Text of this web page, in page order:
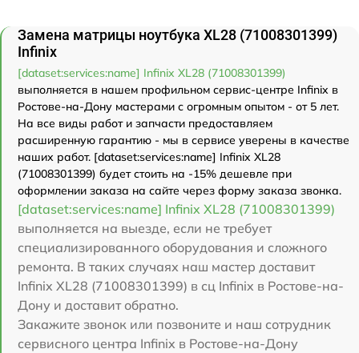
Замена матрицы ноутбука XL28 (71008301399)
Infinix
[dataset:services:name] Infinix XL28 (71008301399)
выполняется в нашем профильном сервис-центре Infinix в
Ростове-на-Дону мастерами с огромным опытом - от 5 лет.
На все виды работ и запчасти предоставляем
расширенную гарантию - мы в сервисе уверены в качестве
наших работ. [dataset:services:name] Infinix XL28
(71008301399) будет стоить на -15% дешевле при
оформлении заказа на сайте через форму заказа звонка.
[dataset:services:name] Infinix XL28 (71008301399)
выполняется на выезде, если не требует
специализированного оборудования и сложного
ремонта. В таких случаях наш мастер доставит
Infinix XL28 (71008301399) в сц Infinix в Ростове-на-
Дону и доставит обратно.
Закажите звонок или позвоните и наш сотрудник
сервисного центра Infinix в Ростове-на-Дону